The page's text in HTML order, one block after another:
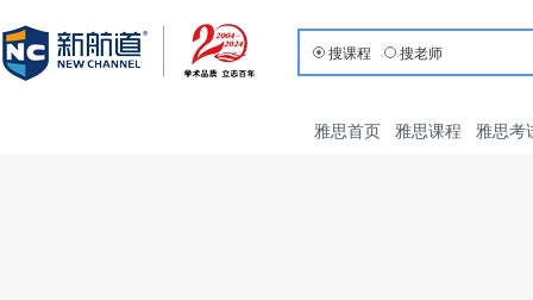
搜课程 搜老师
雅思首页 雅思课程 雅思考